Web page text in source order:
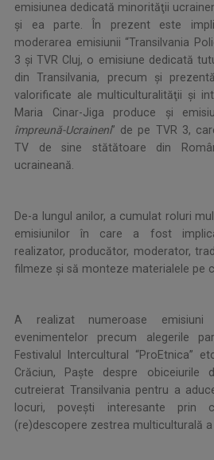
emisiunea dedicată minorităţii
şi ea parte. În prezent este
moderarea emisiunii “Transilvania
3 şi TVR Cluj, o emisiune dedicată
din Transilvania, precum şi
valorificate ale multiculturalităţii şi
Maria Cinar-Jiga produce şi
împreună-Ucraineni” de pe TVR 3,
TV de sine stătătoare din
ucraineană.
De-a lungul anilor, a cumulat roluri
emisiunilor în care a fost
realizator, producător, moderator,
filmeze şi să monteze materialele pe
A realizat numeroase emisiuni
evenimentelor precum alegerile
Festivalul Intercultural “ProEtnica”
Crăciun, Paşte despre obiceiurile
cutreierat Transilvania pentru a
locuri, poveşti interesante prin
(re)descopere zestrea multiculturală a